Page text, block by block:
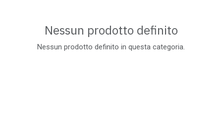
Nessun prodotto definito
Nessun prodotto definito in questa categoria.